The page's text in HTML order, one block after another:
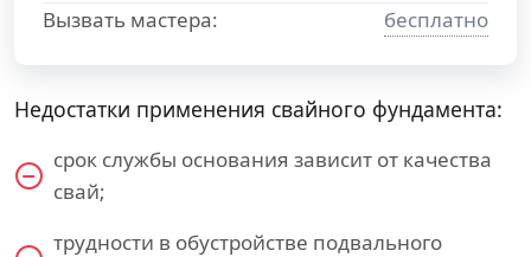
Вызвать мастера:
бесплатно
Недостатки применения свайного фундамента:
срок службы основания зависит от качества
свай;
трудности в обустройстве подвального